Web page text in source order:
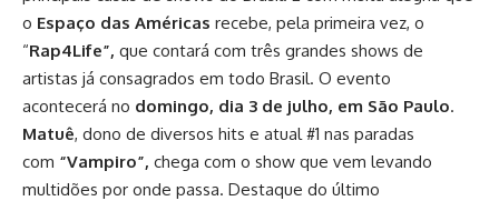
o Espaço das Américas recebe, pela primeira vez, o
“Rap4Life”, que contará com três grandes shows de
artistas já consagrados em todo Brasil. O evento
acontecerá no domingo, dia 3 de julho, em São Paulo.
Matuê, dono de diversos hits e atual #1 nas paradas
com “Vampiro”, chega com o show que vem levando
multidões por onde passa. Destaque do último